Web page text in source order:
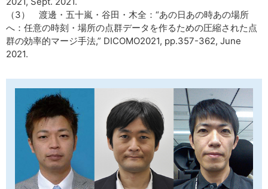
（3） 渡邊・五十嵐・谷田・木全：“あの日あの時あの場所
へ：任意の時刻・場所の点群データを作るための圧縮された点
群の効率的マージ手法,” DICOMO2021, pp.357-362, June
2021.